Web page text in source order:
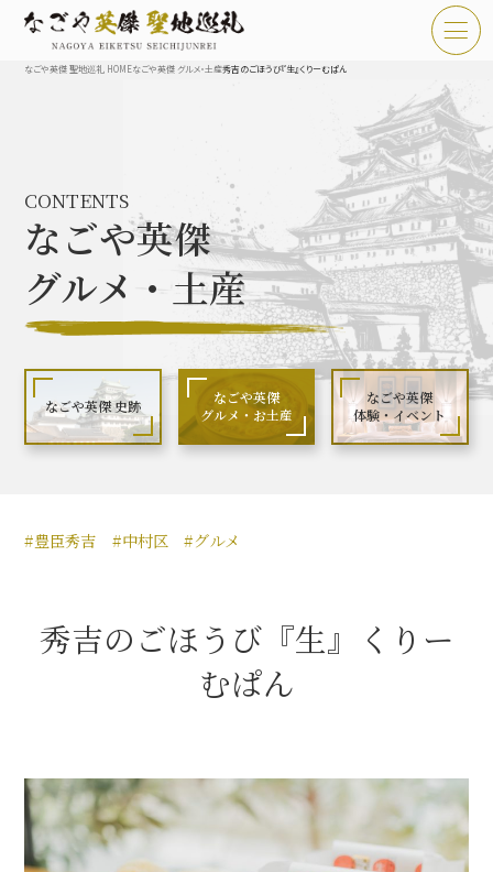
なごや英傑 聖地巡礼とは
なごや英傑 史跡 一覧
なごや英傑 グルメ・土産 一覧
なごや英傑 体験・イベント
秀長関連 史跡 一覧
名古屋＜秀長＞観光モデルコース
豊臣秀吉と名古屋の関係
秀吉関連 史跡 一覧
なごや英傑 聖地巡礼 HOMEなごや英傑 グルメ・土産秀吉のごほうび『生』くりーむぱん
CONTENTS
なごや英傑
グルメ・土産
なごや英傑 史跡
なごや英傑
グルメ・お土産
なごや英傑
体験・イベント
#豊臣秀吉 #中村区 #グルメ
秀吉のごほうび『生』くりー
むぱん